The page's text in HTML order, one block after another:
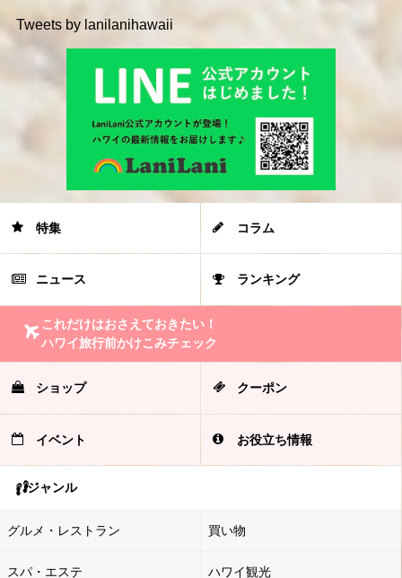
Tweets by lanilanihawaii
特集 コラム
ニュース ランキング
これだけはおさえておきたい！
ハワイ旅行前かけこみチェック
ショップ クーポン
イベント お役立ち情報
ジャンル
グルメ・レストラン 買い物
スパ・エステ ハワイ観光